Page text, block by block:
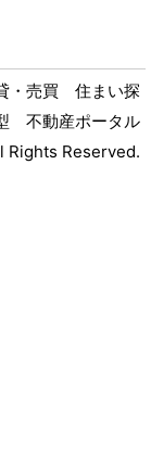
・売買 住まい探
不動産ポータル
Rights Reserved.